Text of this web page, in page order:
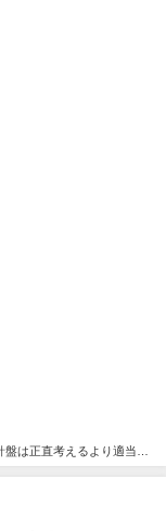
盤は正直考えるより適当に